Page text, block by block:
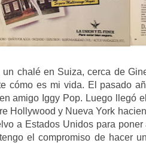
chalé en Suiza, cerca de
cómo es mi vida. El pasado
amigo Iggy Pop. Luego llegó
Hollywood y Nueva York
a Estados Unidos para
el compromiso de hacer